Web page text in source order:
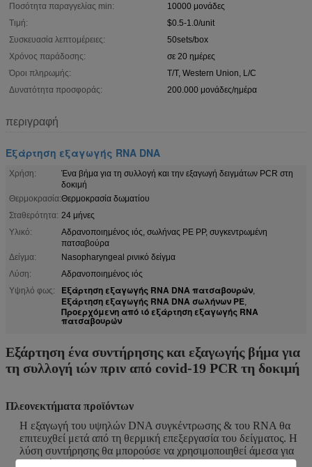
Ποσότητα παραγγελίας min:
10000 μονάδες
Τιμή:
$0.5-1.0/unit
Συσκευασία λεπτομέρειες:
50sets/box
Χρόνος παράδοσης:
σε 20 ημέρες
Όροι πληρωμής:
T/T, Western Union, L/C
Δυνατότητα προσφοράς:
200.000 μονάδες/ημέρα
περιγραφή
Εξάρτηση εξαγωγής RNA DNA
Χρήση:
Ένα βήμα για τη συλλογή και την εξαγωγή δειγμάτων PCR στη
δοκιμή
Θερμοκρασία:Θερμοκρασία δωματίου
Σταθερότητα: 24 μήνες
Υλικό:
Αδρανοποιημένος ιός, σωλήνας PE PP, συγκεντρωμένη
πατσαβούρα
Δείγμα:
Nasopharyngeal ρινικό δείγμα
Λύση:
Αδρανοποιημένος ιός
Υψηλό φως:
Εξάρτηση εξαγωγής RNA DNA πατσαβουρών,
Εξάρτηση εξαγωγής RNA DNA σωλήνων PE,
Προερχόμενη από ιό εξάρτηση εξαγωγής RNA
πατσαβουρών
Εξάρτηση ένα συντήρησης και εξαγωγής βήμα για
τη συλλογή ιών πριν από covid-19 PCR τη δοκιμή
Πλεονεκτήματα προϊόντων
Η εξαγωγή του υψηλών DNA συγκέντρωσης & του RNA θα
επιτευχθεί μετά από τη θερμική επεξεργασία του δείγματος. Η
λύση συντήρησης θα μπορούσε να χρησιμοποιηθεί άμεσα για
την επόμενη PCR διαδικασία.